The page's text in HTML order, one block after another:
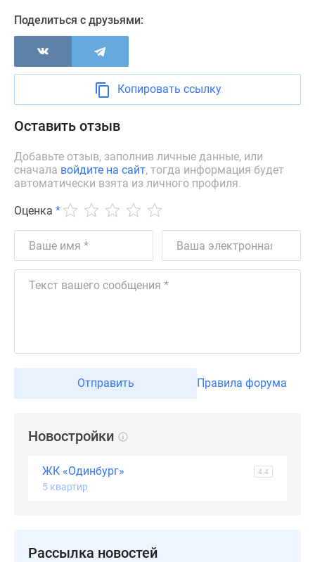
эксперта
Аналитика
Покупателю
новостроек
Эксперты
авторы
Контакты
Реклама
сайте
ипотека
скидками
Поделиться с друзьями:
Копировать ссылку
Оставить отзыв
Добавьте отзыв, заполнив личные данные, или
сначала войдите на сайт, тогда информация будет
автоматически взята из личного профиля.
Оценка *
Отправить Правила форума
Новостройки
ЖК «Одинбург» 4.4
5 квартир
Рассылка новостей